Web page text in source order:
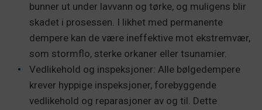
bunner ut under lavvann og tørke, og muligens blir
skadet i prosessen. I likhet med permanente
dempere kan de være ineffektive mot ekstremvær,
som stormflo, sterke orkaner eller tsunamier.
Vedlikehold og inspeksjoner: Alle bølgedempere
krever hyppige inspeksjoner, forebyggende
vedlikehold og reparasjoner av og til. Dette